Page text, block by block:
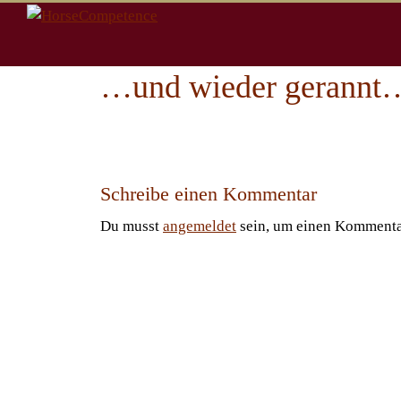
Zum
…und wieder
Schreibe einen Kommentar
Du musst angemeldet sein, um einen